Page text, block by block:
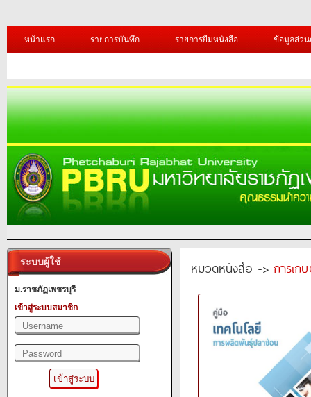
หน้าแรก รายการบันทึก รายการยืมหนังสือ ข้อมูลส่ว
ระบบผู้ใช้
ม.ราชภัฏเพชรบุรี
เข้าสู่ระบบสมาชิก
หมวดหนังสือ -> การเก